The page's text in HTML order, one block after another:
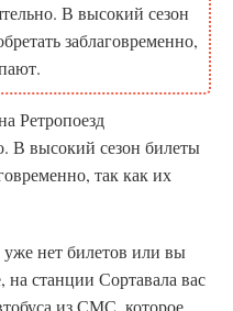
В высокий сезон
заблаговременно,
Ретропоезд
В высокий сезон билеты
так как их
нет билетов или вы
на станции Сортавала вас
из СМС, которое